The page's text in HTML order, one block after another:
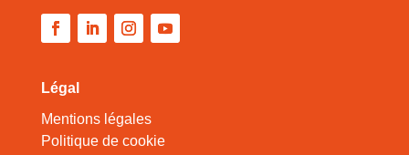
Légal
Mentions légales
Politique de cookie